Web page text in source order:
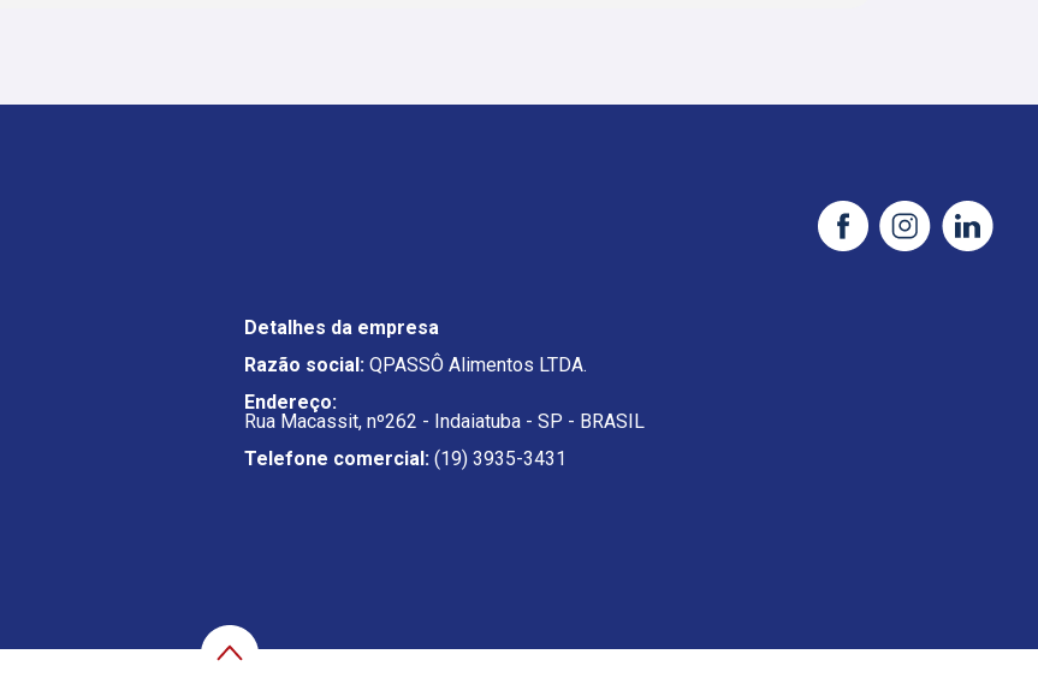
Detalhes da empresa
Razão social: QPASSÔ Alimentos LTDA.
Endereço:
Rua Macassit, nº262 - Indaiatuba - SP - BRASIL
Telefone comercial: (19) 3935-3431